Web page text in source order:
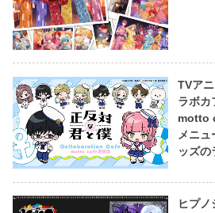
TVア
ラボカ
motto
メニ
ッズの
ヒプノ